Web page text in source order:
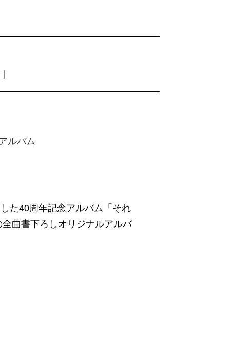
ルバム
た40周年記念アルバム「それ
曲書下ろしオリジナルアルバ